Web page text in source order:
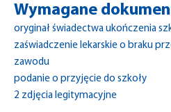
Wymagane
oryginał świadectwa ukończenia
zaświadczenie lekarskie o braku
zawodu
podanie o przyjęcie do szkoły
2 zdjęcia legitymacyjne